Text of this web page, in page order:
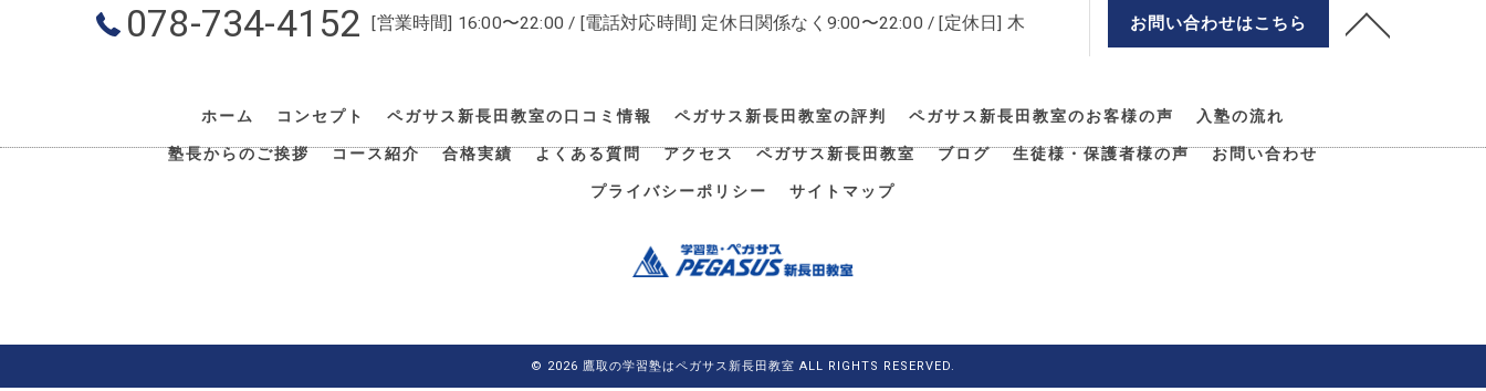
078-734-4152 [営業時間] 16:00〜22:00 / [電話対応時間] 定休日関係なく9:00〜22:00 / [定休日] 木 お問い合わせはこちら
ホーム コンセプト ペガサス新長田教室の口コミ情報 ペガサス新長田教室の評判 ペガサス新長田教室のお客様の声 入塾の流れ
塾長からのご挨拶 コース紹介 合格実績 よくある質問 アクセス ペガサス新長田教室 ブログ 生徒様・保護者様の声 お問い合わせ
プライバシーポリシー サイトマップ
© 2026 鷹取の学習塾はペガサス新長田教室 ALL RIGHTS RESERVED.